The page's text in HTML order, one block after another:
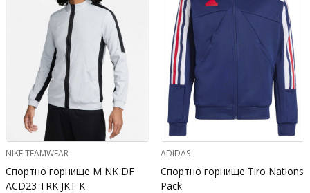
NIKE TEAMWEAR
Спортно горнище M NK DF
ACD23 TRK JKT K
ADIDAS
Спортно горнище Tiro Nations
Pack